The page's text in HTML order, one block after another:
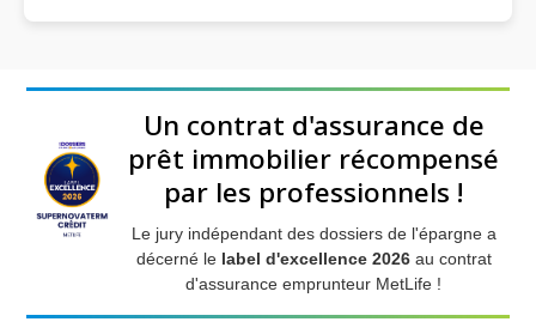
Un contrat d'assurance de
prêt immobilier récompensé
par les professionnels !
Le jury indépendant des dossiers de l'épargne a
décerné le label d'excellence 2026au contrat
d'assurance emprunteur MetLife !